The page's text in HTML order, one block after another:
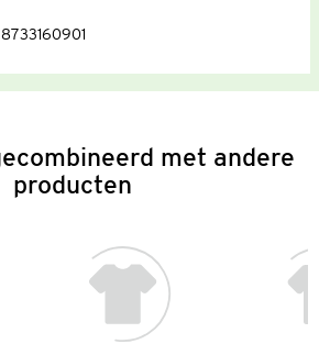
8733160901
met andere
producten